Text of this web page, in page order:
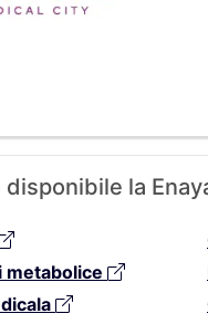
la
metabolice